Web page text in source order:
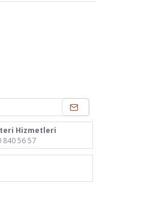
Hizmetleri
840 56 57